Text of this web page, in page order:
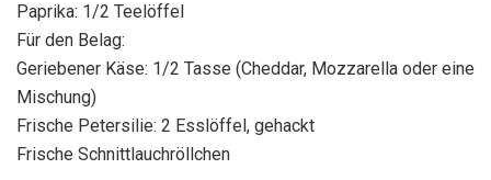
Paprika: 1/2 Teelöffel
Für den Belag:
Geriebener Käse: 1/2 Tasse (Cheddar, Mozzarella oder eine
Mischung)
Frische Petersilie: 2 Esslöffel, gehackt
Frische Schnittlauchröllchen